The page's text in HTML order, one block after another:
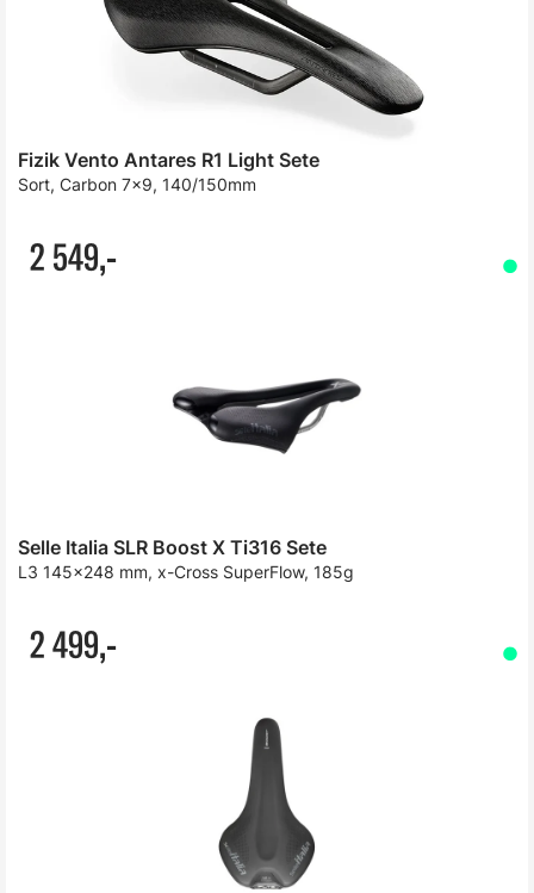
Fizik Vento Antares R1 Light Sete
Sort, Carbon 7x9, 140/150mm
2 549,-
Selle Italia SLR Boost X Ti316 Sete
L3 145x248 mm, x-Cross SuperFlow, 185g
2 499,-